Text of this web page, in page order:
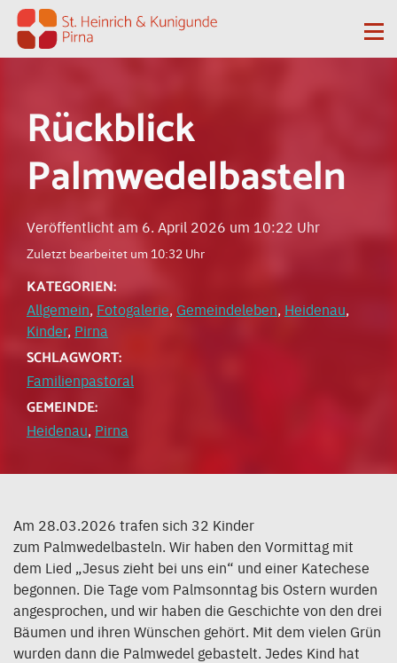
Zum Inhalt springen
Rückblick
Palmwedelbasteln
Veröffentlicht am 6. April 2026 um 10:22 Uhr
Zuletzt bearbeitet um 10:32 Uhr
KATEGORIEN:
Allgemein, Fotogalerie, Gemeindeleben, Heidenau,
Kinder, Pirna
SCHLAGWORT:
Familienpastoral
GEMEINDE:
Heidenau, Pirna
Am 28.03.2026 trafen sich 32 Kinder
zum Palmwedelbasteln. Wir haben den Vormittag mit
dem Lied „Jesus zieht bei uns ein“ und einer Katechese
begonnen. Die Tage vom Palmsonntag bis Ostern wurden
angesprochen, und wir haben die Geschichte von den drei
Bäumen und ihren Wünschen gehört. Mit dem vielen Grün
wurden dann die Palmwedel gebastelt. Jedes Kind hat